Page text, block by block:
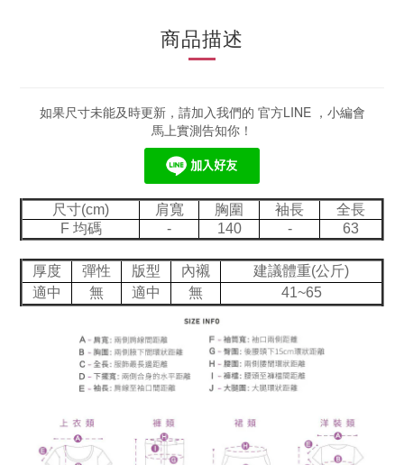
商品描述
如果尺寸未能及時更新，請加入我們的 官方LINE ，小編會
馬上實測告知你！
尺寸(cm) 肩寬 胸圍 袖長
全長
F 均碼
- 140 - 63
厚度 彈性 版型 內襯
建議體重(公斤)
適中
無 適中 無 41~65